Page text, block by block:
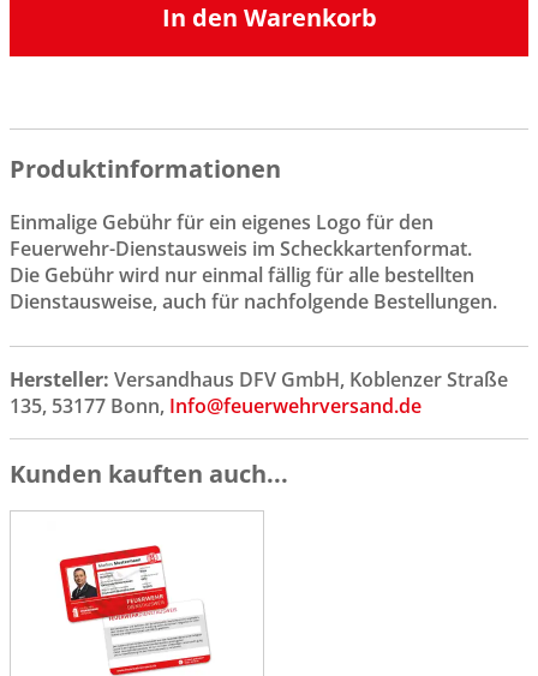
In den Warenkorb
Produktinformationen
Einmalige Gebühr für ein eigenes Logo für den
Feuerwehr-Dienstausweis im Scheckkartenformat.
Die Gebühr wird nur einmal fällig für alle bestellten
Dienstausweise, auch für nachfolgende Bestellungen.
Hersteller: Versandhaus DFV GmbH, Koblenzer Straße
135, 53177 Bonn, Info@feuerwehrversand.de
Kunden kauften auch...